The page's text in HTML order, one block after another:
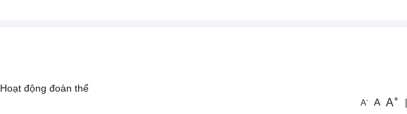
Hoạt động đoàn thể
A- A A+ |